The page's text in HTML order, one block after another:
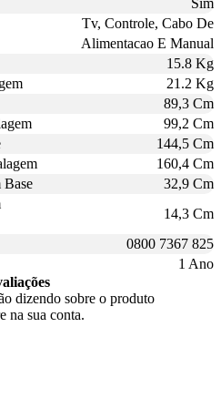
Sim
Tv, Controle, Cabo De
Alimentacao E Manual
15.8 Kg
21.2 Kg
89,3 Cm
99,2 Cm
144,5 Cm
160,4 Cm
Base
32,9 Cm
14,3 Cm
0800 7367 825
1 Ano
dizendo sobre o produto
na sua conta.